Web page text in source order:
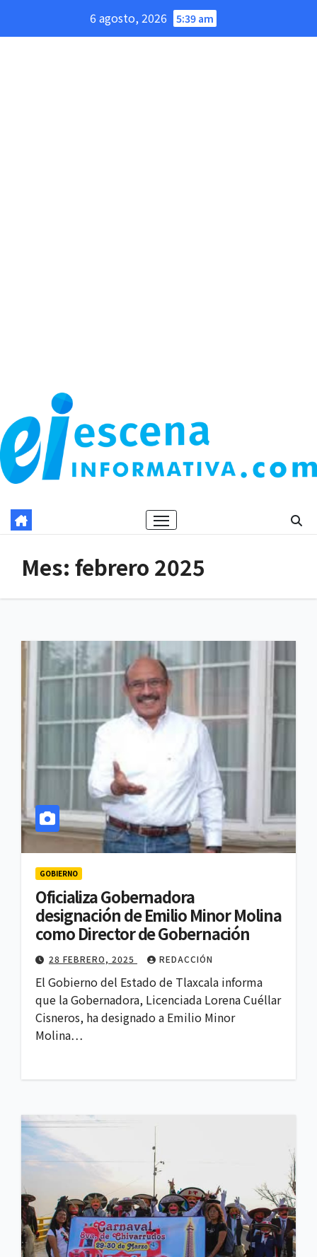
6 agosto, 2026 5:39 am
Mes: febrero 2025
GOBIERNO
Oficializa Gobernadora
designación de Emilio Minor Molina
como Director de Gobernación
28 FEBRERO, 2025 REDACCIÓN
El Gobierno del Estado de Tlaxcala informa
que la Gobernadora, Licenciada Lorena Cuéllar
Cisneros, ha designado a Emilio Minor
Molina…